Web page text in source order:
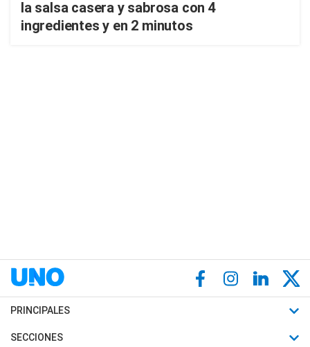
la salsa casera y sabrosa con 4
ingredientes y en 2 minutos
PRINCIPALES
Últimas Noticias
SECCIONES